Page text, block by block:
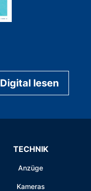
Digital lesen
TECHNIK
Anzüge
Kameras